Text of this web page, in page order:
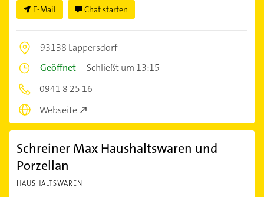
E-Mail Chat starten
93138 Lappersdorf
Geöffnet –Schließt um 13:15
0941 8 25 16
Webseite
Schreiner Max Haushaltswaren und
Porzellan
HAUSHALTSWAREN